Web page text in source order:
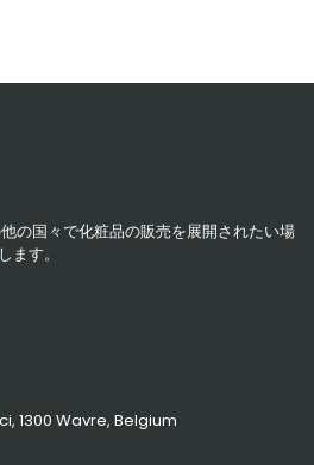
の国々で化粧品の販売を展開されたい場
す。
1300 Wavre, Belgium